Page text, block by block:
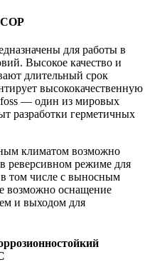
для работы в
Высокое качество и
длительный срок
высококачественную
— один из мировых
разработки герметичных
климатом возможно
реверсивном режиме для
том числе с выносным
возможно оснащение
и выходом для